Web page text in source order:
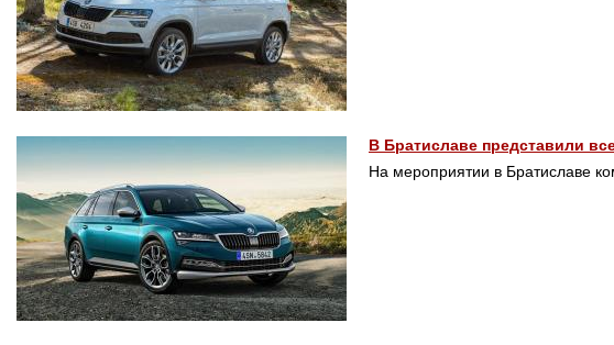
В Братиславе представили
На мероприятии в Братиславе